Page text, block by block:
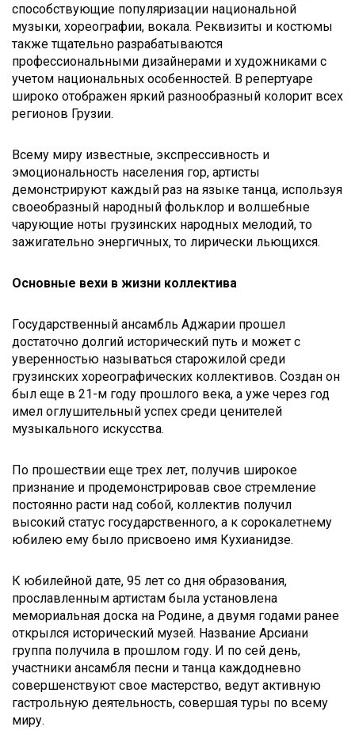
способствующие популяризации национальной
музыки, хореографии, вокала. Реквизиты и костюмы
также тщательно разрабатываются
профессиональными дизайнерами и художниками с
учетом национальных особенностей. В репертуаре
широко отображен яркий разнообразный колорит всех
регионов Грузии.
Всему миру известные, экспрессивность и
эмоциональность населения гор, артисты
демонстрируют каждый раз на языке танца, используя
своеобразный народный фольклор и волшебные
чарующие ноты грузинских народных мелодий, то
зажигательно энергичных, то лирически льющихся.
Основные вехи в жизни коллектива
Государственный ансамбль Аджарии прошел
достаточно долгий исторический путь и может с
уверенностью называться старожилой среди
грузинских хореографических коллективов. Создан он
был еще в 21-м году прошлого века, а уже через год
имел оглушительный успех среди ценителей
музыкального искусства.
По прошествии еще трех лет, получив широкое
признание и продемонстрировав свое стремление
постоянно расти над собой, коллектив получил
высокий статус государственного, а к сорокалетнему
юбилею ему было присвоено имя Кухианидзе.
К юбилейной дате, 95 лет со дня образования,
прославленным артистам была установлена
мемориальная доска на Родине, а двумя годами ранее
открылся исторический музей. Название Арсиани
группа получила в прошлом году. И по сей день,
участники ансамбля песни и танца каждодневно
совершенствуют свое мастерство, ведут активную
гастрольную деятельность, совершая туры по всему
миру.